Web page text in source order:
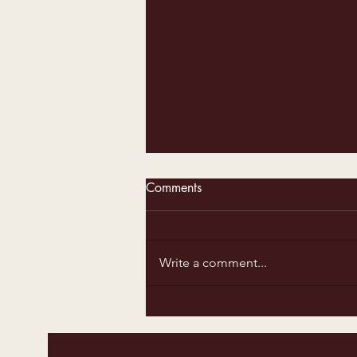
האהבה
Comments
Write a comment...